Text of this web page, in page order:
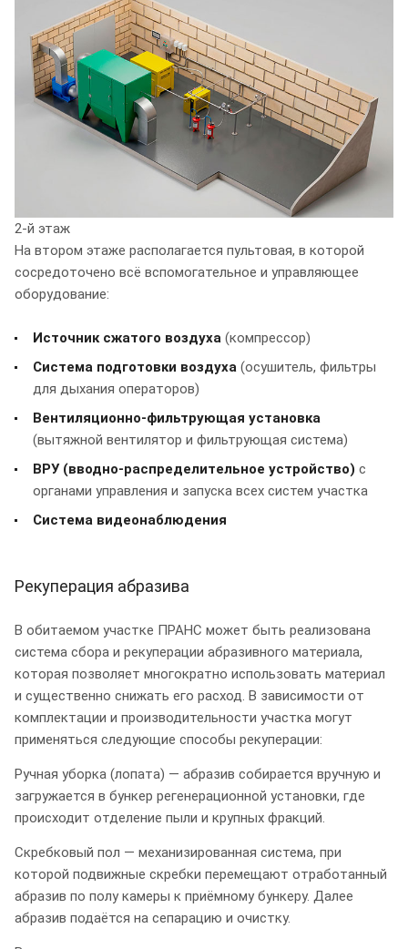
2-й этаж
На втором этаже располагается пультовая, в которой
сосредоточено всё вспомогательное и управляющее
оборудование:
Источник сжатого воздуха (компрессор)
Система подготовки воздуха (осушитель, фильтры
для дыхания операторов)
Вентиляционно-фильтрующая установка
(вытяжной вентилятор и фильтрующая система)
ВРУ (вводно-распределительное устройство) с
органами управления и запуска всех систем участка
Система видеонаблюдения
Рекуперация абразива
В обитаемом участке ПРАНС может быть реализована
система сбора и рекуперации абразивного материала,
которая позволяет многократно использовать материал
и существенно снижать его расход. В зависимости от
комплектации и производительности участка могут
применяться следующие способы рекуперации:
Ручная уборка (лопата) — абразив собирается вручную и
загружается в бункер регенерационной установки, где
происходит отделение пыли и крупных фракций.
Скребковый пол — механизированная система, при
которой подвижные скребки перемещают отработанный
абразив по полу камеры к приёмному бункеру. Далее
абразив подаётся на сепарацию и очистку.